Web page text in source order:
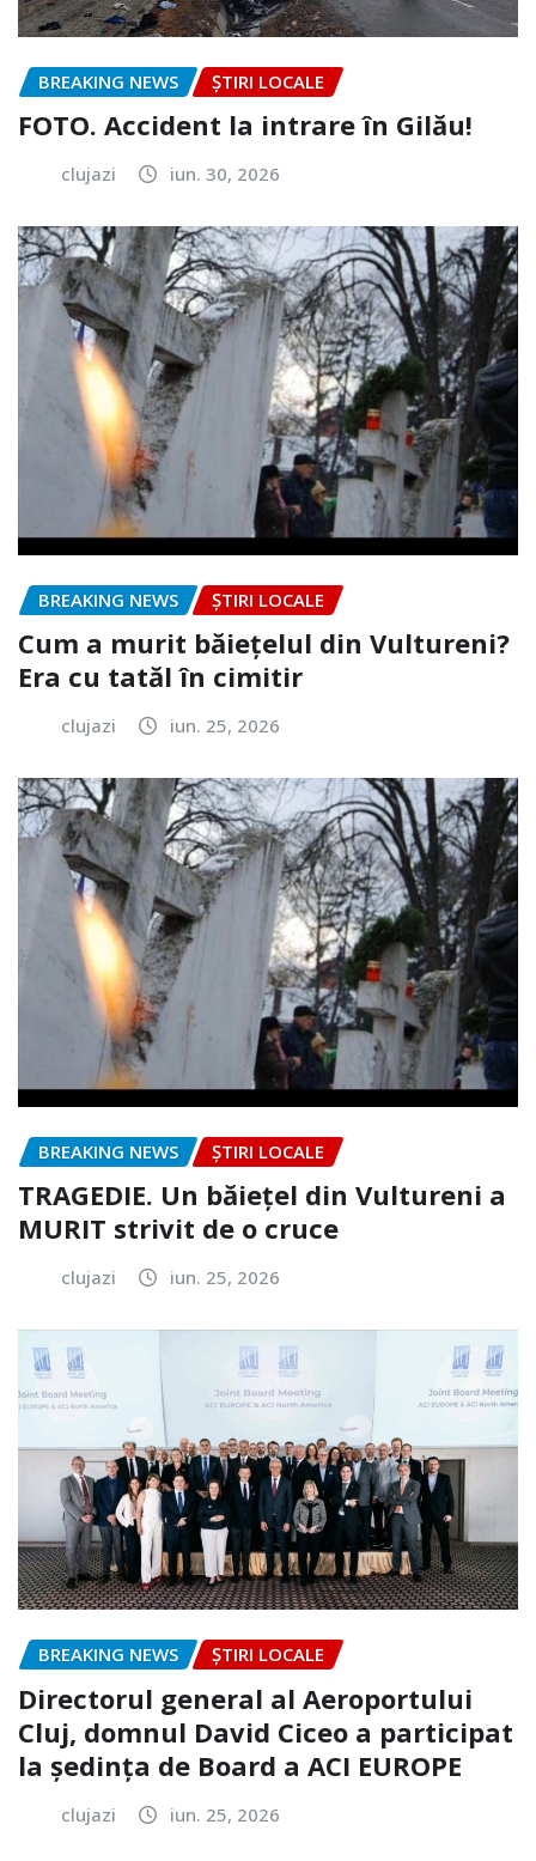
BREAKING NEWS ȘTIRI LOCALE
FOTO. Accident la intrare în Gilău!
clujazi iun. 30, 2026
BREAKING NEWS ȘTIRI LOCALE
Cum a murit băiețelul din Vultureni?
Era cu tatăl în cimitir
clujazi iun. 25, 2026
BREAKING NEWS ȘTIRI LOCALE
TRAGEDIE. Un băiețel din Vultureni a
MURIT strivit de o cruce
clujazi iun. 25, 2026
BREAKING NEWS ȘTIRI LOCALE
Directorul general al Aeroportului
Cluj, domnul David Ciceo a participat
la ședința de Board a ACI EUROPE
clujazi iun. 25, 2026